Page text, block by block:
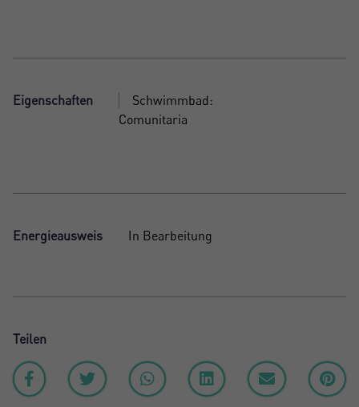
Eigenschaften
Schwimmbad:
Comunitaria
Energieausweis In Bearbeitung
Teilen